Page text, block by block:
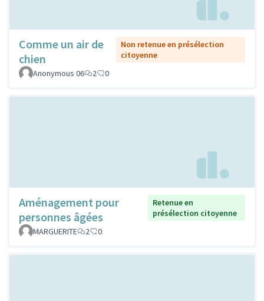
Comme un air de
chien
Non retenue en présélection
citoyenne
Anonymous 06
2 0
Aménagement pour
personnes âgées
Retenue en
présélection citoyenne
MARGUERITE
2 0